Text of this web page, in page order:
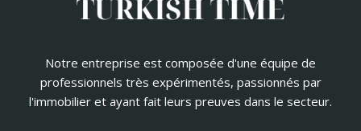
Notre entreprise est composée d'une équipe de
professionnels très expérimentés, passionnés par
l'immobilier et ayant fait leurs preuves dans le secteur.